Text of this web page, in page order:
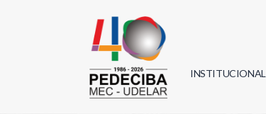
INSTITUCIONAL